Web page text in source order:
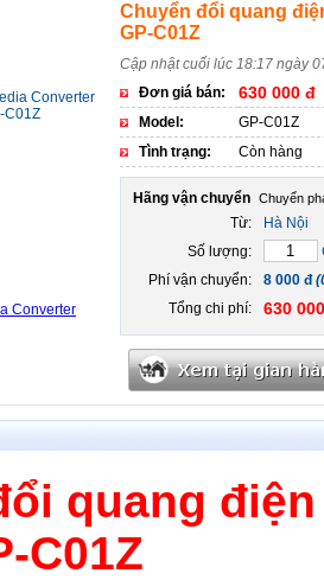
Chuyển đổi quang
GP-C01Z
Cập nhật cuối lúc 18:17 ngày
Đơn giá bán:
630 000 đ
Model:
GP-C01Z
Tình trạng:
Còn hàng
Hãng vận chuyển
Từ:
Hà Nội
Số lượng:
Phí vận chuyển:
8 000 đ
Tổng chi phí:
630
quang
C01Z